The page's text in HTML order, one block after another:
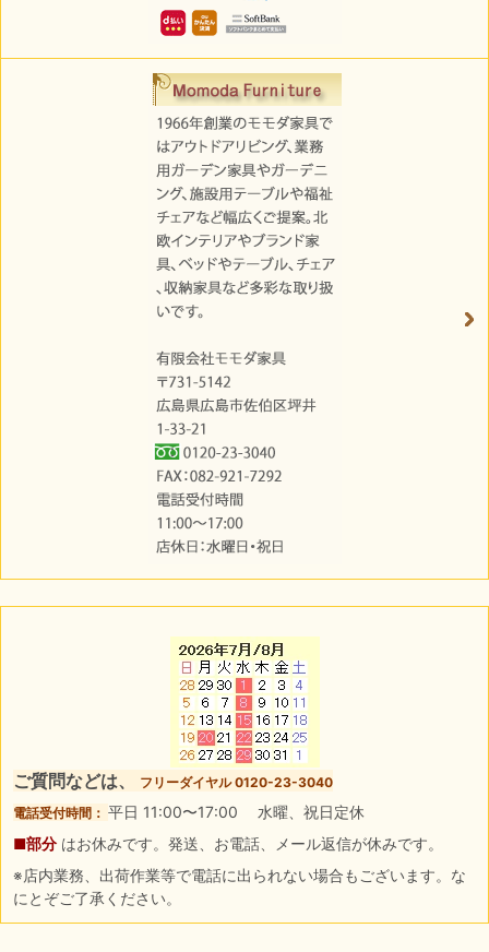
ご質問などは、
フリーダイヤル 0120-23-3040
電話受付時間： 平日 11:00〜17:00 水曜、祝日定休
■部分 はお休みです。発送、お電話、メール返信が休みです。
※店内業務、出荷作業等で電話に出られない場合もございます。な
にとぞご了承ください。